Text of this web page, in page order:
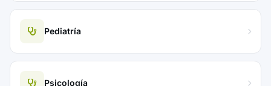
Pediatría
Psicología